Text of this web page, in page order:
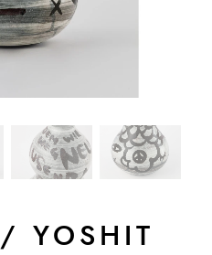
/YOSHIT